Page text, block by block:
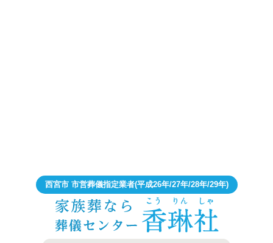
西宮市 市営葬儀指定業者(平成26年/27年/28年/29年)